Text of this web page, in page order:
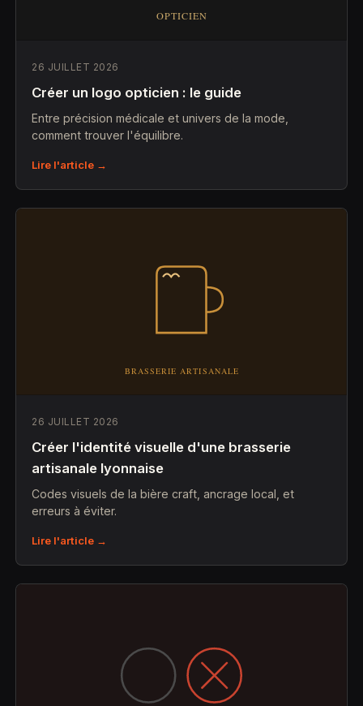
26 JUILLET 2026
Créer un logo opticien : le guide
Entre précision médicale et univers de la mode,
comment trouver l'équilibre.
Lire l'article →
26 JUILLET 2026
Créer l'identité visuelle d'une brasserie
artisanale lyonnaise
Codes visuels de la bière craft, ancrage local, et
erreurs à éviter.
Lire l'article →